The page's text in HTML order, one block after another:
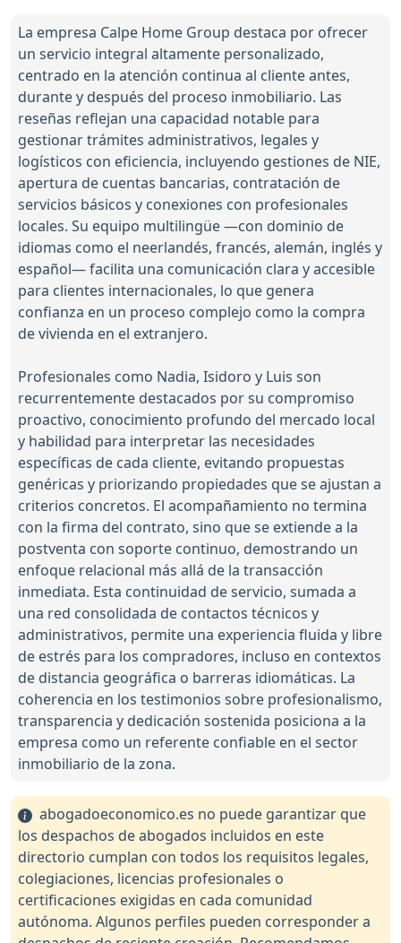
La empresa Calpe Home Group destaca por ofrecer
un servicio integral altamente personalizado,
centrado en la atención continua al cliente antes,
durante y después del proceso inmobiliario. Las
reseñas reflejan una capacidad notable para
gestionar trámites administrativos, legales y
logísticos con eficiencia, incluyendo gestiones de NIE,
apertura de cuentas bancarias, contratación de
servicios básicos y conexiones con profesionales
locales. Su equipo multilingüe —con dominio de
idiomas como el neerlandés, francés, alemán, inglés y
español— facilita una comunicación clara y accesible
para clientes internacionales, lo que genera
confianza en un proceso complejo como la compra
de vivienda en el extranjero.
Profesionales como Nadia, Isidoro y Luis son
recurrentemente destacados por su compromiso
proactivo, conocimiento profundo del mercado local
y habilidad para interpretar las necesidades
específicas de cada cliente, evitando propuestas
genéricas y priorizando propiedades que se ajustan a
criterios concretos. El acompañamiento no termina
con la firma del contrato, sino que se extiende a la
postventa con soporte continuo, demostrando un
enfoque relacional más allá de la transacción
inmediata. Esta continuidad de servicio, sumada a
una red consolidada de contactos técnicos y
administrativos, permite una experiencia fluida y libre
de estrés para los compradores, incluso en contextos
de distancia geográfica o barreras idiomáticas. La
coherencia en los testimonios sobre profesionalismo,
transparencia y dedicación sostenida posiciona a la
empresa como un referente confiable en el sector
inmobiliario de la zona.
abogadoeconomico.es no puede garantizar que
los despachos de abogados incluidos en este
directorio cumplan con todos los requisitos legales,
colegiaciones, licencias profesionales o
certificaciones exigidas en cada comunidad
autónoma. Algunos perfiles pueden corresponder a